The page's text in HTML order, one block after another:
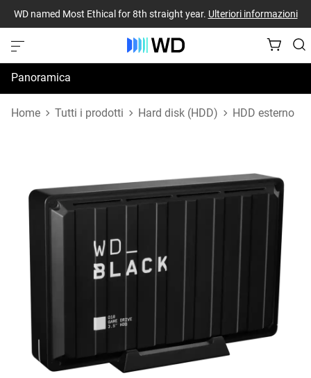
WD named Most Ethical for 8th straight year. Ulteriori informazioni
Panoramica
Specifiche
Home Tutti i prodotti Hard disk (HDD) HDD esterno